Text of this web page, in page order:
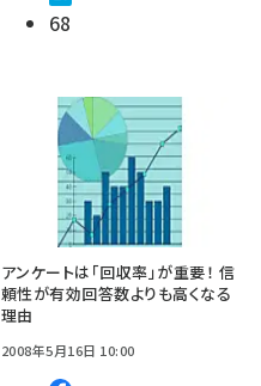
68
アンケートは「回収率」が重要！ 信
頼性が有効回答数よりも高くなる
理由
2008年5月16日 10:00